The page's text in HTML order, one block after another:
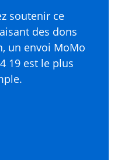
soutenir ce
des dons
un envoi MoMo
19 est le plus